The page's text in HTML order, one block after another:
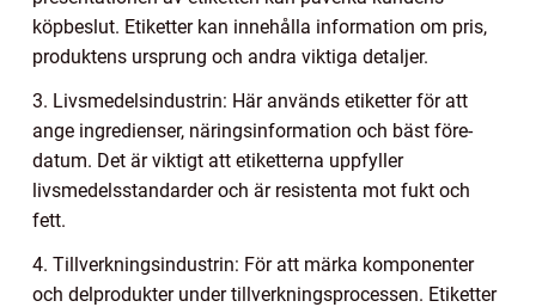
köpbeslut. Etiketter kan innehålla information om pris,
produktens ursprung och andra viktiga detaljer.
3. Livsmedelsindustrin: Här används etiketter för att
ange ingredienser, näringsinformation och bäst före-
datum. Det är viktigt att etiketterna uppfyller
livsmedelsstandarder och är resistenta mot fukt och
fett.
4. Tillverkningsindustrin: För att märka komponenter
och delprodukter under tillverkningsprocessen. Etiketter